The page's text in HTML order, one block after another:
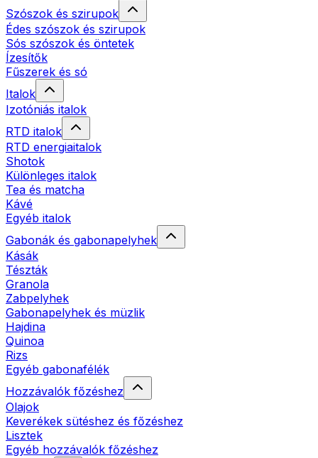
Szószok és szirupok
Édes szószok és szirupok
Sós szószok és öntetek
Ízesítők
Fűszerek és só
Italok
Izotóniás italok
RTD italok
RTD energiaitalok
Shotok
Különleges italok
Tea és matcha
Kávé
Egyéb italok
Gabonák és gabonapelyhek
Kásák
Tészták
Granola
Zabpelyhek
Gabonapelyhek és müzlik
Hajdina
Quinoa
Rizs
Egyéb gabonafélék
Hozzávalók főzéshez
Olajok
Keverékek sütéshez és főzéshez
Lisztek
Egyéb hozzávalók főzéshez